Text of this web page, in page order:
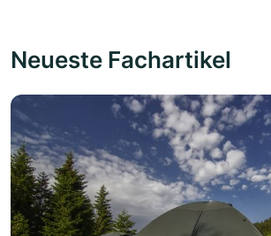
Neueste Fachartikel